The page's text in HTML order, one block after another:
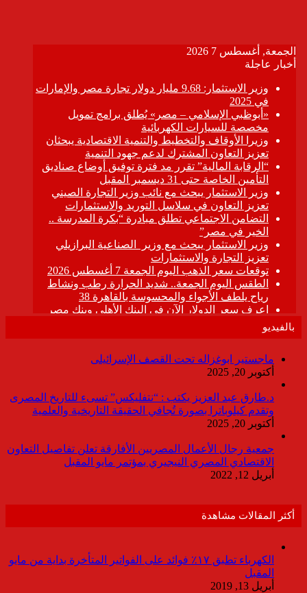
بالفيديو
ماجستير ابوغزاله تحت القصف الإسرائيلى
أكتوبر 20, 2025
د.طارق عبد العزيز يكتب : “نتفليكس” تسىء للتاريخ المصرى
وتقدم كيلوباترا بصورة تُجافي الحقيقة التاريخية والعلمية
أكتوبر 20, 2025
جمعية رجال الأعمال المصريين الأفارقة تعلن تفاصيل التعاون
الاقتصادي المصري النيجيري بمؤتمر مايو المقبل
أبريل 12, 2022
أكثر المقالات مشاهدة
الكهرباء تطبق ١٧٪ فوائد على الفواتير المتأخرة بداية من مايو
المقبل
أبريل 13, 2019